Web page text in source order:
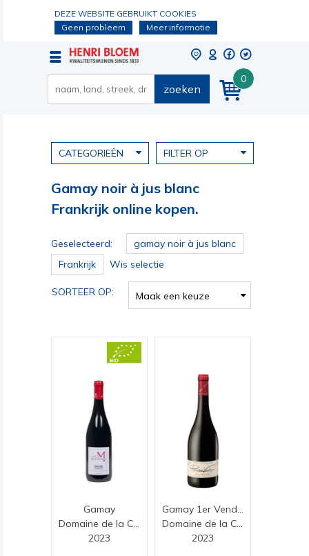
DEZE WEBSITE GEBRUIKT COOKIES
Geen probleem
Meer informatie
0
zoeken
CATEGORIEËN FILTER OP
Gamay noir à jus blanc
Frankrijk online kopen.
Geselecteerd:
gamay noir à jus blanc
Frankrijk
Wis selectie
SORTEER OP: Maak een keuze
Gamay
2023
2023